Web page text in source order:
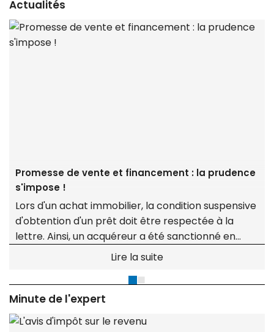
Actualités
Promesse de vente et financement : la prudence
s'impose !
Lors d'un achat immobilier, la condition suspensive
d'obtention d'un prêt doit être respectée à la
lettre. Ainsi, un acquéreur a été sanctionné en
justice pour avoir demandé à sa banque un taux
faisant échouer la transaction.
Lire la suite
Minute de l'expert